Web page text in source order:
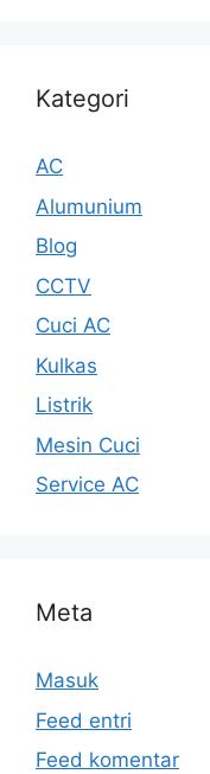
Kategori
AC
Alumunium
Blog
CCTV
Cuci AC
Kulkas
Listrik
Mesin Cuci
Service AC
Meta
Masuk
Feed entri
Feed komentar